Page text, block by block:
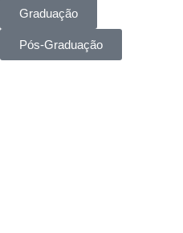
Graduação
Pós-Graduação